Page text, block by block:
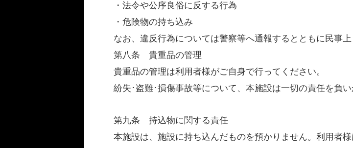
・法令や公序良俗に反する行為
・危険物の持ち込み
なお、違反行為については警察等へ通報するとともに民事
第八条 貴重品の管理
貴重品の管理は利用者様がご自身で行ってください。
紛失･盗難･損傷事故等について、本施設は一切の責任を負い
第九条 持込物に関する責任
本施設は、施設に持ち込んだものを預かりません。利用者